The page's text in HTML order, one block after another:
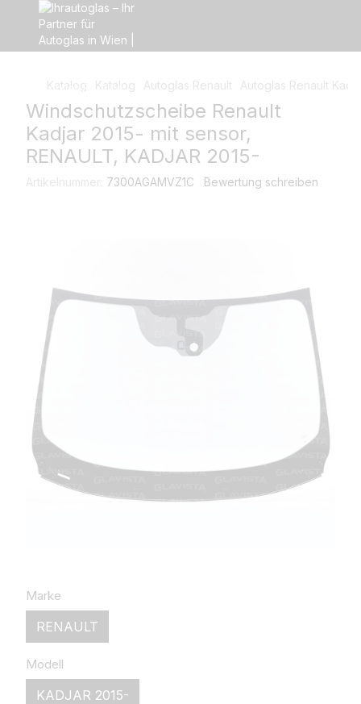
Katalog Katalog Autoglas Renault Autoglas Renault
Windschutzscheibe Renault
Kadjar 2015- mit sensor,
RENAULT, KADJAR 2015-
Artikelnummer: 7300AGAMVZ1C Bewertung schreiben
Marke
RENAULT
Modell
KADJAR 2015-